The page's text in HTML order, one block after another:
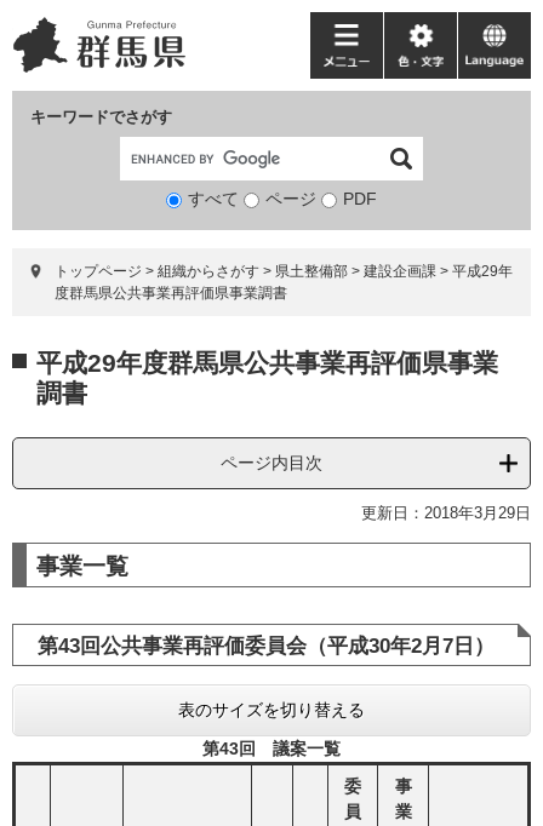
ー
ジ
ニ
ュ
て
キーワードでさがす
検
象
すべて ページ PDF
メ
ニ
ー
色・
文
language
トップページ > 組織からさがす > 県土整備部 > 建設企画課 > 平成29年
度群馬県公共事業再評価県事業調書
文 平成29年度群馬県公共事業再評価県事業
調書
ページ内目次
更新日：2018年3月29日
事業一覧
第43回公共事業再評価委員会（平成30年2月7日）
表のサイズを切り替える
第43回 議案一覧
委
員
事
業